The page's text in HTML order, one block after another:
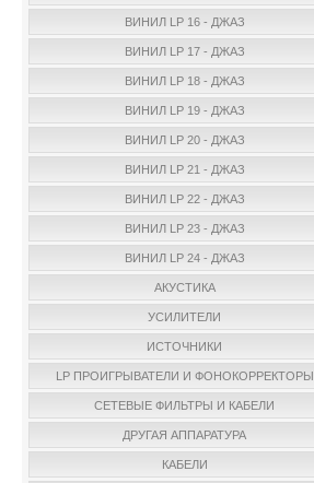
ВИНИЛ LP 16 - ДЖАЗ
ВИНИЛ LP 17 - ДЖАЗ
ВИНИЛ LP 18 - ДЖАЗ
ВИНИЛ LP 19 - ДЖАЗ
ВИНИЛ LP 20 - ДЖАЗ
ВИНИЛ LP 21 - ДЖАЗ
ВИНИЛ LP 22 - ДЖАЗ
ВИНИЛ LP 23 - ДЖАЗ
ВИНИЛ LP 24 - ДЖАЗ
АКУСТИКА
УСИЛИТЕЛИ
ИСТОЧНИКИ
LP ПРОИГРЫВАТЕЛИ И ФОНОКОРРЕКТОРЫ
СЕТЕВЫЕ ФИЛЬТРЫ И КАБЕЛИ
ДРУГАЯ АППАРАТУРА
КАБЕЛИ